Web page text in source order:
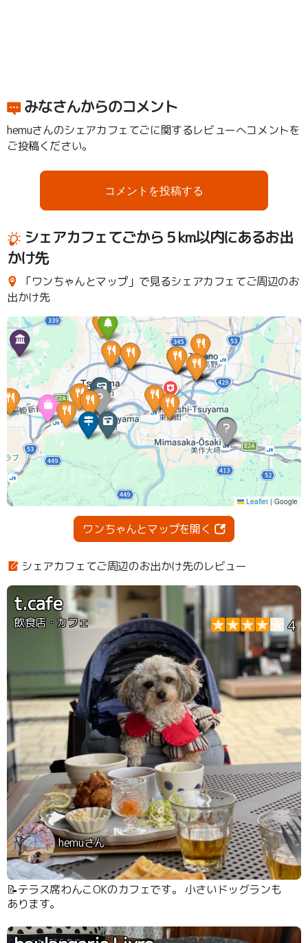
みなさんからのコメント
hemuさんのシェアカフェてごに関するレビューへコメントを
ご投稿ください。
コメントを投稿する
シェアカフェてごから５km以内にあるお出
かけ先
「ワンちゃんとマップ」で見るシェアカフェてご周辺のお
出かけ先
ワンちゃんとマップを開く
シェアカフェてご周辺のお出かけ先のレビュー
t.cafe
飲食店・カフェ 4
hemuさん
📝テラス席わんこOKのカフェです。 小さいドッグランも
あります。